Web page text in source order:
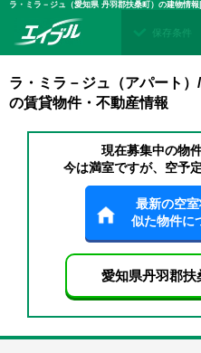
ラ・ミラ－ジュ（愛知県 丹羽郡扶桑町）の建物情
保存条件
ラ・ミラ－ジュ（アパート
の賃貸物件・不動産情報
現在募集中の物
今は満室ですが、空予
最新の空
似た物件に
愛知県丹羽郡扶